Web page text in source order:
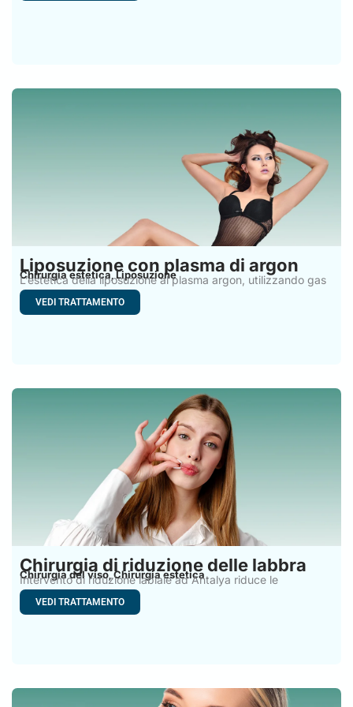
Liposuzione con plasma di argon
Chirurgia estetica,Liposuzione
L’estetica della liposuzione al plasma argon, utilizzando gas
argon ed
VEDI TRATTAMENTO
Chirurgia di riduzione delle labbra
Chirurgia del viso,Chirurgia estetica
Intervento di riduzione labiale ad Antalya riduce le
dimensioni e
VEDI TRATTAMENTO